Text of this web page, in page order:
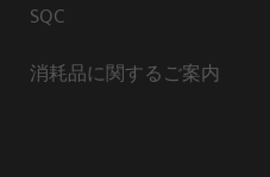
SQC
消耗品に関するご案内